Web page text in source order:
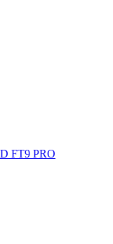
FT9 PRO